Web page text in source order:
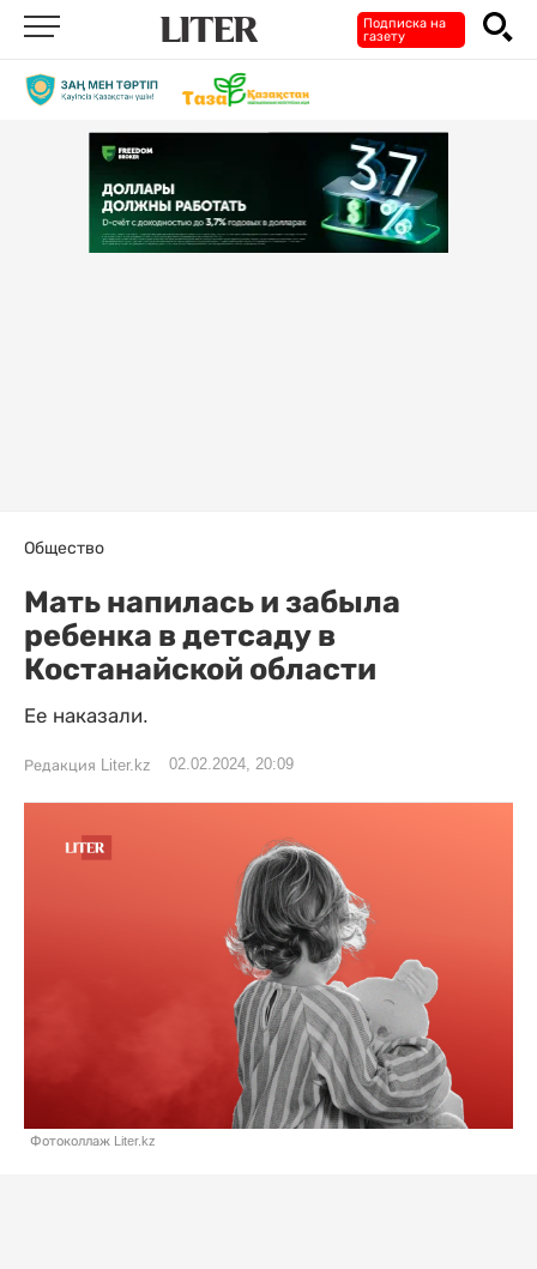
Подписка на
газету
Общество
Мать напилась и забыла
ребенка в детсаду в
Костанайской области
Ее наказали.
Редакция Liter.kz 02.02.2024, 20:09
Фотоколлаж Liter.kz